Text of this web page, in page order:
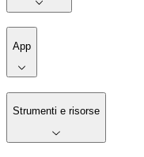
App
Strumenti e risorse